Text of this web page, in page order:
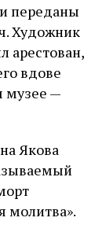
переданы
Художник
арестован,
вдове
музее —
Якова
молитва».